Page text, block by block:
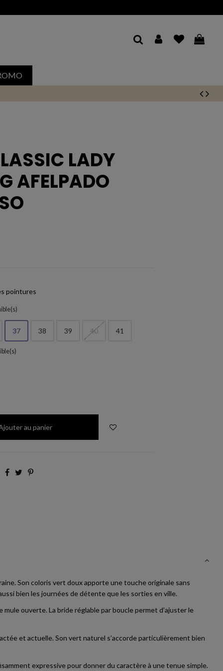
LADY
AFELPADO
pointures
37 38 39 40 41
au panier
Son coloris vert doux apporte une touche originale sans
bien les journées de détente que les sorties en ville.
ouverte. La bride réglable par boucle permet d’ajuster le
et actuelle. Son vert naturel s’accorde particulièrement bien
expressive pour donner du caractère à une tenue simple.